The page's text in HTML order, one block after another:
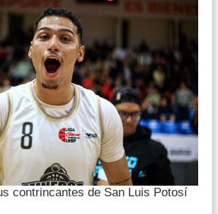
contrincantes de San Luis Potosí